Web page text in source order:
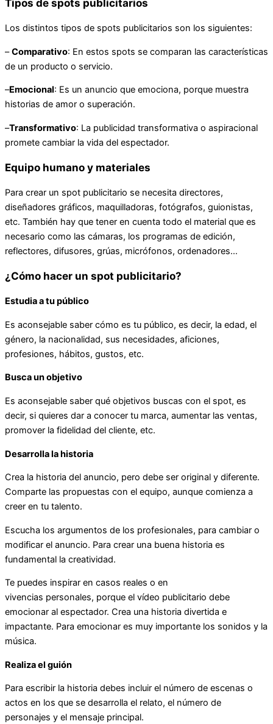
Tipos de spots publicitarios
Los distintos tipos de spots publicitarios son los siguientes:
–Comparativo: En estos spots se comparan las características
de un producto o servicio.
–Emocional: Es un anuncio que emociona, porque muestra
historias de amor o superación.
–Transformativo: La publicidad transformativa o aspiracional
promete cambiar la vida del espectador.
Equipo humano y materiales
Para crear un spot publicitario se necesita directores,
diseñadores gráficos, maquilladoras, fotógrafos, guionistas,
etc. También hay que tener en cuenta todo el material que es
necesario como las cámaras, los programas de edición,
reflectores, difusores, grúas, micrófonos, ordenadores…
¿Cómo hacer un spot publicitario?
Estudia a tu público
Es aconsejable saber cómo es tu público, es decir, la edad, el
género, la nacionalidad, sus necesidades, aficiones,
profesiones, hábitos, gustos, etc.
Busca un objetivo
Es aconsejable saber qué objetivos buscas con el spot, es
decir, si quieres dar a conocer tu marca, aumentar las ventas,
promover la fidelidad del cliente, etc.
Desarrolla la historia
Crea la historia del anuncio, pero debe ser original y diferente.
Comparte las propuestas con el equipo, aunque comienza a
creer en tu talento.
Escucha los argumentos de los profesionales, para cambiar o
modificar el anuncio. Para crear una buena historia es
fundamental la creatividad.
Te puedes inspirar en casos reales o en
vivencias personales, porque el vídeo publicitario debe
emocionar al espectador. Crea una historia divertida e
impactante. Para emocionar es muy importante los sonidos y la
música.
Realiza el guión
Para escribir la historia debes incluir el número de escenas o
actos en los que se desarrolla el relato, el número de
personajes y el mensaje principal.